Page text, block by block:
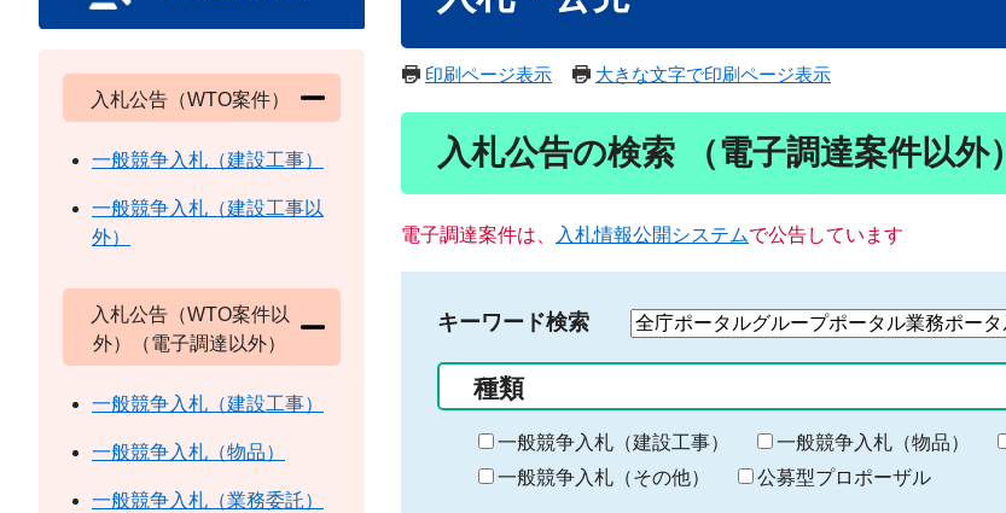
印刷ページ表示 大きな文字で印刷ページ表示
入札公告の検索 （電子調達案件以外）
電子調達案件は、 入札情報公開システムで公告しています
キーワード検索
検
る
キ
ー
種類
一般競争入札（建設工事） 一般競争入札（物品）
一般競争入札（その他）
公募型プロポーザル
入札公告（WTO案件）
一般競争入札（建設工事）
一般競争入札（建設工事以
外）
入札公告（WTO案件以
外）（電子調達以外）
一般競争入札（建設工事）
一般競争入札（物品）
一般競争入札（業務委託）